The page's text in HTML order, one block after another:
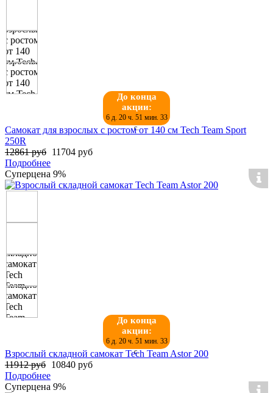
До конца
акции:
6 д. 20 ч. 51 мин. 32
с.
Самокат для взрослых с ростом от 140 см Tech Team Sport
250R
12861 руб 11704 руб
Подробнее
Суперцена 9%
До конца
акции:
6 д. 20 ч. 51 мин. 32
с.
Взрослый складной самокат Tech Team Astor 200
11912 руб 10840 руб
Подробнее
Суперцена 9%